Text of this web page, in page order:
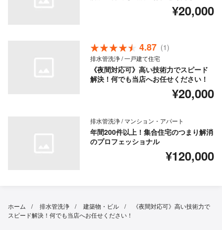
¥20,000
4.87 (1)
排水管洗浄 / 一戸建て住宅
《夜間対応可》高い技術力でスピード
解決！何でも当店へお任せください！
¥20,000
排水管洗浄 / マンション・アパート
年間200件以上！集合住宅のつまり解消
のプロフェッショナル
¥120,000
ホーム 排水管洗浄 建築物・ビル
《夜間対応可》高い技術力で
スピード解決！何でも当店へお任せください！